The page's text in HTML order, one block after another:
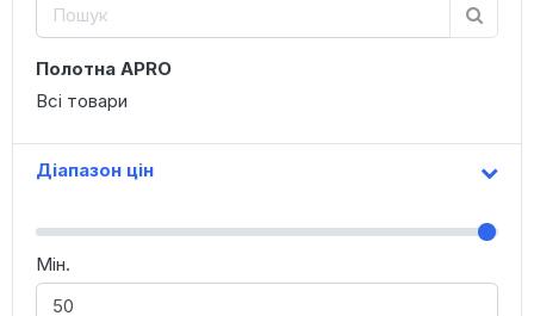
Полотна APRO
Всі товари
Діапазон цін
Мін.